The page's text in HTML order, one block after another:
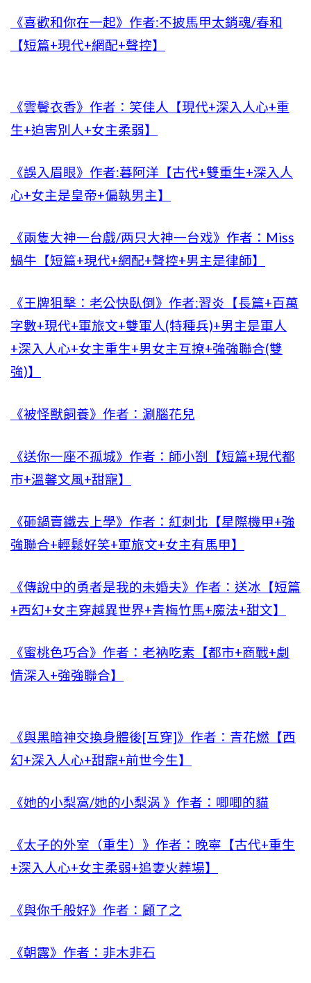
《喜歡和你在一起》作者:不披馬甲太銷魂/春和
【短篇+現代+網配+聲控】
《雲鬢衣香》作者：笑佳人【現代+深入人心+重
生+迫害別人+女主柔弱】
《誤入眉眼》作者:暮阿洋【古代+雙重生+深入人
心+女主是皇帝+偏執男主】
《兩隻大神一台戲/两只大神一台戏》作者：Miss
蝸牛【短篇+現代+網配+聲控+男主是律師】
《王牌狙擊：老公快臥倒》作者:習炎【長篇+百萬
字數+現代+軍旅文+雙軍人(特種兵)+男主是軍人
+深入人心+女主重生+男女主互撩+強強聯合(雙
強)】
《被怪獸飼養》作者：涮腦花兒
《送你一座不孤城》作者：師小劄【短篇+現代都
市+溫馨文風+甜寵】
《砸鍋賣鐵去上學》作者：紅刺北【星際機甲+強
強聯合+輕鬆好笑+軍旅文+女主有馬甲】
《傳說中的勇者是我的未婚夫》作者：送冰【短篇
+西幻+女主穿越異世界+青梅竹馬+魔法+甜文】
《蜜桃色巧合》作者：老衲吃素【都市+商戰+劇
情深入+強強聯合】
《與黑暗神交換身體後[互穿]》作者：青花燃【西
幻+深入人心+甜寵+前世今生】
《她的小梨窩/她的小梨涡 》作者：唧唧的貓
《太子的外室（重生）》作者：晚寧【古代+重生
+深入人心+女主柔弱+追妻火葬場】
《與你千般好》作者：顧了之
《朝露》作者：非木非石